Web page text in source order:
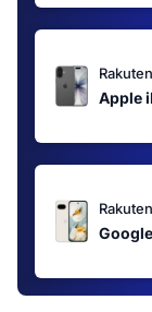
Rakuten
Apple
Rakuten